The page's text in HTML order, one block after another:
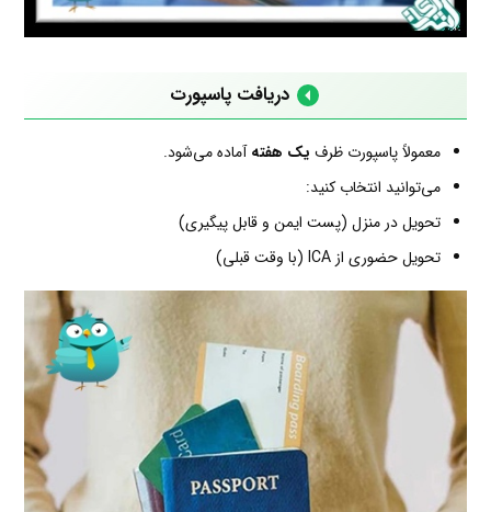
دریافت پاسپورت
معمولاً پاسپورت ظرف یک هفتهآماده می‌شود.
می‌توانید انتخاب کنید:
تحویل در منزل (پست ایمن و قابل پیگیری)
تحویل حضوری از ICA (با وقت قبلی)